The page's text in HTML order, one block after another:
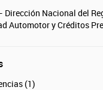
Dirección Nacional del
Automotor y Créditos
(1)